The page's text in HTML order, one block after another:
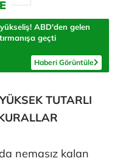
ABD'den gelen
geçti
Haberi Görüntüle
TUTARLI
nemasız kalan